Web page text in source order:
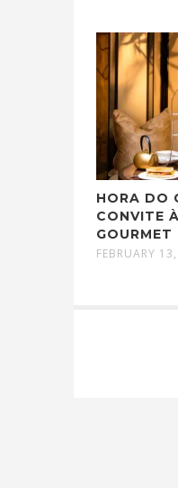
HORA DO
CONVITE
GOURMET
FEBRUARY